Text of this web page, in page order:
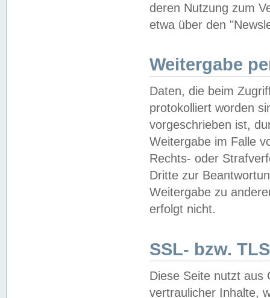
deren Nutzung zum
etwa über den
Weitergabe
Daten, die beim
protokolliert worden
vorgeschrieben ist,
Weitergabe im Falle
Rechts- oder
Dritte zur
Weitergabe zu
erfolgt nicht.
SSL- bzw.
Diese Seite nutzt aus
vertraulicher Inhalte,